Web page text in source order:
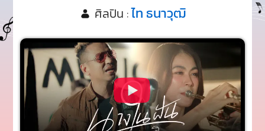
ศิลปิน :ไท ธนาวุฒิ